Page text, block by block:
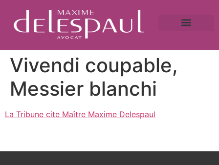
Vivendi coupable,
Messier blanchi
La Tribune cite Maître Maxime Delespaul